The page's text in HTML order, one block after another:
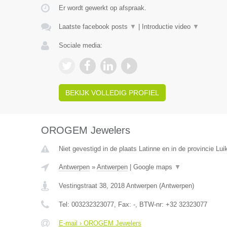
Er wordt gewerkt op afspraak.
Laatste facebook posts ▼ Introductie video ▼
Sociale media:
BEKIJK VOLLEDIG PROFIEL
OROGEM Jewelers
Niet gevestigd in de plaats Latinne en in de provincie
Antwerpen» Antwerpen| Google maps ▼
Vestingstraat 38, 2018 Antwerpen(Antwerpen)
Tel: 003232323077, Fax: -, BTW-nr: +32 32323077
E-mail › OROGEM Jewelers